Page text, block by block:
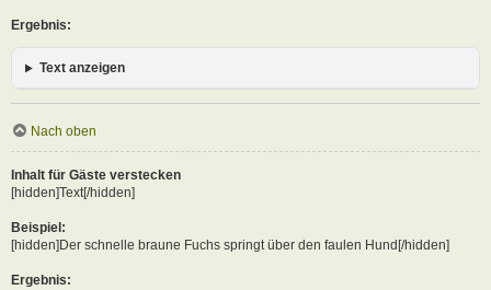
Ergebnis:
Text anzeigen
Nach oben
Inhalt für Gäste verstecken
[hidden]Text[/hidden]
Beispiel:
[hidden]Der schnelle braune Fuchs springt über den faulen Hund[/hidden]
Ergebnis: